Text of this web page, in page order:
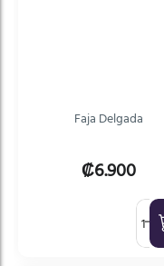
Faja Delgada
₡6.900